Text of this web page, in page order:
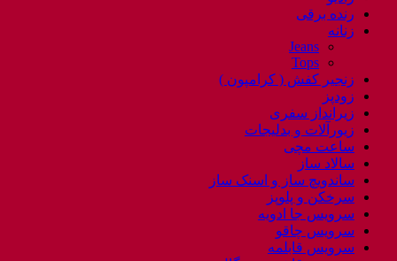
رنده برقی
زنانه
Jeans
Tops
زنجیر کفش ( کرامپون )
زودپز
زیرانداز سفری
زیورآلات و بدلیجات
ساعت مچی
سالاد ساز
ساندویچ ساز و اسنک ساز
سرخکن و پلوپز
سرویس جا ادویه
سرویس چاقو
سرویس قابلمه